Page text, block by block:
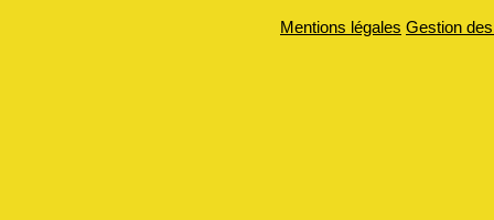
Mentions légales Gestion